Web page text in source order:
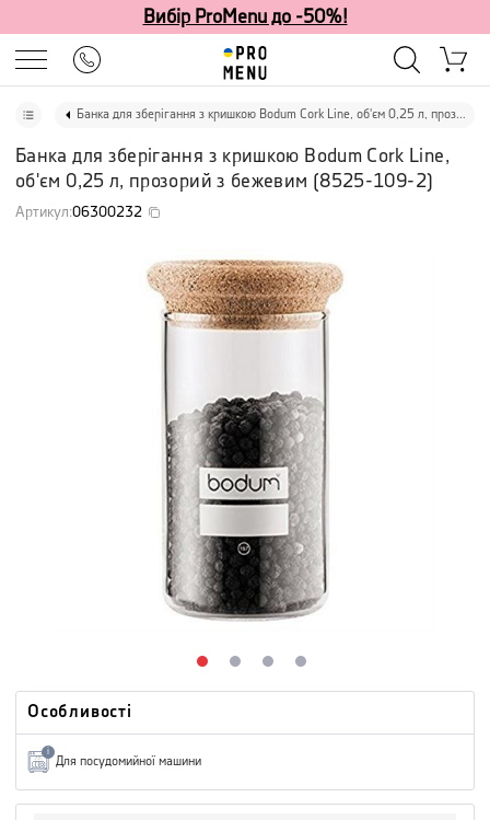
Вибір ProMenu до -50%!
Банка для зберігання з кришкою Bodum Cork Line, об'єм 0,25 л, прозорий з бежевим
Банка для зберігання з кришкою Bodum Cork Line,
об'єм 0,25 л, прозорий з бежевим (8525-109-2)
Артикул:06300232
Особливості
i
Для посудомийної машини